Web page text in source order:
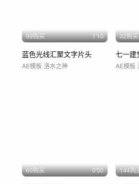
99购买 1'10
蓝色光线汇聚文字片头
AE模板 洛水之神
32购买
七一建
AE模板
60购买 0'50 144购